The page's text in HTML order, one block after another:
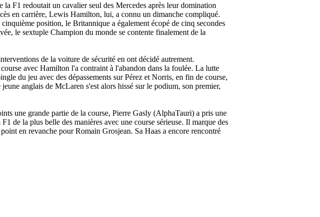
F1 redoutait un cavalier seul des Mercedes après leur domination
en carrière, Lewis Hamilton, lui, a connu un dimanche compliqué.
position, le Britannique a également écopé de cinq secondes
le sextuple Champion du monde se contente finalement de la
de la voiture de sécurité en ont décidé autrement.
avec Hamilton l'a contraint à l'abandon dans la foulée. La lutte
du jeu avec des dépassements sur Pérez et Norris, en fin de course,
anglais de McLaren s'est alors hissé sur le podium, son premier,
une grande partie de la course, Pierre Gasly (AlphaTauri) a pris une
de la plus belle des manières avec une course sérieuse. Il marque des
en revanche pour Romain Grosjean. Sa Haas a encore rencontré